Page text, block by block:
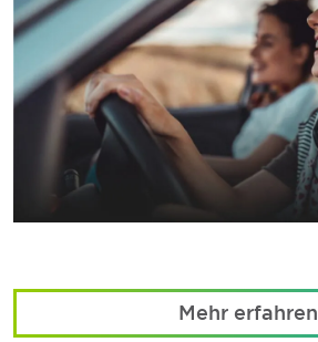
Mehr erfahren